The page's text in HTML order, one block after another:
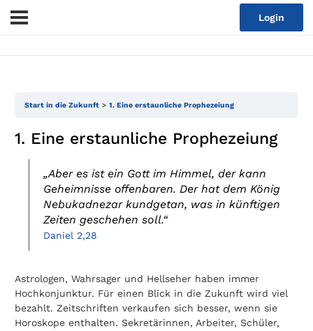
Login
Start in die Zukunft 1. Eine erstaunliche Prophezeiung
1. Eine erstaunliche Prophezeiung
„Aber es ist ein Gott im Himmel, der kann
Geheimnisse offenbaren. Der hat dem König
Nebukadnezar kundgetan, was in künftigen
Zeiten geschehen soll.“
Daniel 2,28
Astrologen, Wahrsager und Hellseher haben immer
Hochkonjunktur. Für einen Blick in die Zukunft wird viel
bezahlt. Zeitschriften verkaufen sich besser, wenn sie
Horoskope enthalten. Sekretärinnen, Arbeiter, Schüler,